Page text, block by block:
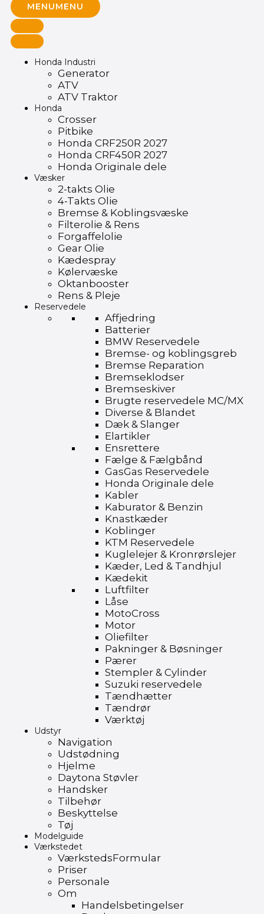
MENUMENU
Honda Industri
Generator
ATV
ATV Traktor
Honda
Crosser
Pitbike
Honda CRF250R 2027
Honda CRF450R 2027
Honda Originale dele
Væsker
2-takts Olie
4-Takts Olie
Bremse & Koblingsvæske
Filterolie & Rens
Forgaffelolie
Gear Olie
Kædespray
Kølervæske
Oktanbooster
Rens & Pleje
Reservedele
Affjedring
Batterier
BMW Reservedele
Bremse- og koblingsgreb
Bremse Reparation
Bremseklodser
Bremseskiver
Brugte reservedele MC/MX
Diverse & Blandet
Dæk & Slanger
Elartikler
Ensrettere
Fælge & Fælgbånd
GasGas Reservedele
Honda Originale dele
Kabler
Kaburator & Benzin
Knastkæder
Koblinger
KTM Reservedele
Kuglelejer & Kronrørslejer
Kæder, Led & Tandhjul
Kædekit
Luftfilter
Låse
MotoCross
Motor
Oliefilter
Pakninger & Bøsninger
Pærer
Stempler & Cylinder
Suzuki reservedele
Tændhætter
Tændrør
Værktøj
Udstyr
Navigation
Udstødning
Hjelme
Daytona Støvler
Handsker
Tilbehør
Beskyttelse
Tøj
Modelguide
Værkstedet
VærkstedsFormular
Priser
Personale
Om
Handelsbetingelser